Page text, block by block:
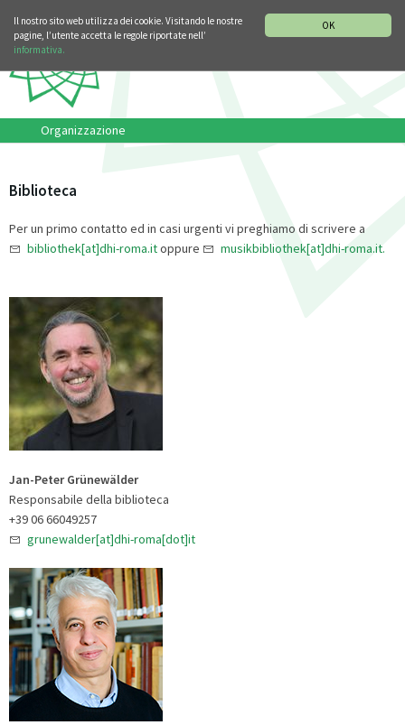
OK
Il nostro sito web utilizza dei cookie. Visitando le nostre
pagine, l’utente accetta le regole riportate nell’
informativa.
Organizzazione
Biblioteca
Per un primo contatto ed in casi urgenti vi preghiamo di scrivere a
bibliothek[at]dhi-roma.itoppure musikbibliothek[at]dhi-roma.it.
Jan-Peter Grünewälder
Responsabile della biblioteca
+39 06 66049257
grunewalder[at]dhi-roma[dot]it